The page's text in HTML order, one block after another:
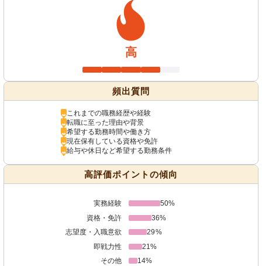
高
頻出質問
これまでの職務経歴や経験
転職に至った理由や背景
希望する勤務時間や働き方
現在保有している資格や免許
給与や休日など希望する勤務条件
高評価ポイントの傾向
実務経験
50%
資格・免許
36%
志望度・入職意欲
29%
即戦力性
21%
その他
14%